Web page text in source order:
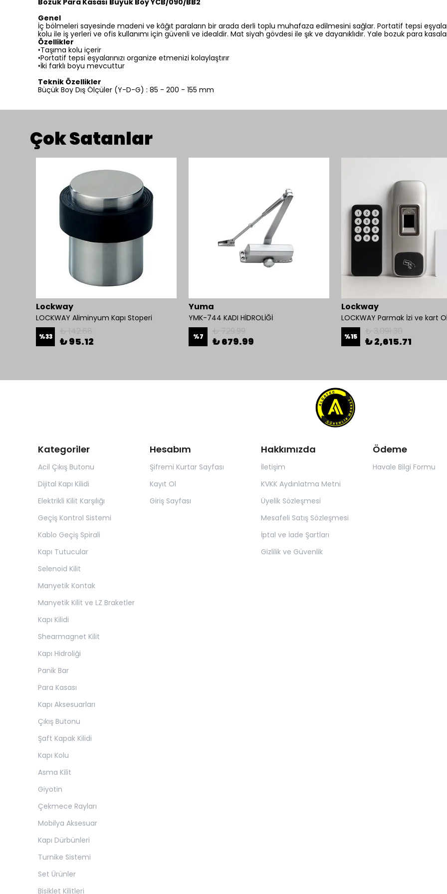
Bozuk Para Kasası Büyük Boy YCB/090/BB2
Genel
İç bölmeleri sayesinde madeni ve kâğıt paraların bir arada derli toplu muhafaza edilmesini sağlar. Portatif tepsi
kolu ile iş yerleri ve ofis kullanımı için güvenli ve idealdir. Mat siyah gövdesi ile şık ve dayanıklıdır. Yale bozuk para
Özellikler
•Taşıma kolu içerir
•Portatif tepsi eşyalarınızı organize etmenizi kolaylaştırır
•İki farklı boyu mevcuttur
Teknik Özellikler
Büçük Boy Dış Ölçüler (Y-D-G) : 85 - 200 - 155 mm
Çok Satanlar
Lockway
LOCKWAY Aliminyum Kapı Stoperi
%33 ₺ 95.12
Yuma
YMK-744 KADI HİDROLİĞİ
%7 ₺ 679.99
Lockway
%15 ₺ 2,615.71
Kategoriler
Acil Çıkış Butonu
Dijital Kapı Kilidi
Elektrikli Kilit Karşılığı
Geçiş Kontrol Sistemi
Kablo Geçiş Spirali
Kapı Tutucular
Selenoid Kilit
Manyetik Kontak
Manyetik Kilit ve LZ Braketler
Kapı Kilidi
Shearmagnet Kilit
Kapı Hidroliği
Panik Bar
Para Kasası
Kapı Aksesuarları
Çıkış Butonu
Şaft Kapak Kilidi
Kapı Kolu
Asma Kilit
Giyotin
Çekmece Rayları
Mobilya Aksesuar
Kapı Dürbünleri
Turnike Sistemi
Set Ürünler
Bisiklet Kilitleri
Hesabım
Şifremi Kurtar Sayfası
Kayıt Ol
Giriş Sayfası
Hakkımızda
İletişim
KVKK Aydınlatma Metni
Üyelik Sözleşmesi
Mesafeli Satış Sözleşmesi
İptal ve İade Şartları
Gizlilik ve Güvenlik
Ödeme
Havale Bilgi Formu